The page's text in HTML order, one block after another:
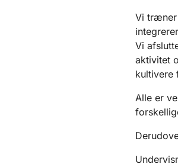
Vi træner
Vi
aktivitet
kultivere
Alle er